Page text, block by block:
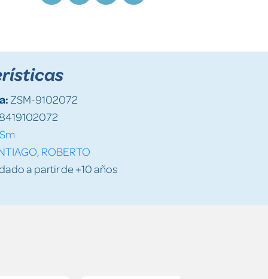
ZSM-9102072
Sm
ROBERTO
a partir de +10 años